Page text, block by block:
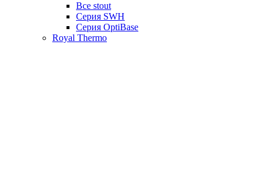
Все stout
Серия SWH
Cерия OptiBase
Royal Thermo